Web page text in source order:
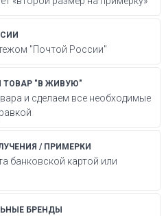
"Почтой России"
ТОВАР "В ЖИВУЮ"
и сделаем все необходимые
/ ПРИМЕРКИ
банковской картой или
БРЕНДЫ